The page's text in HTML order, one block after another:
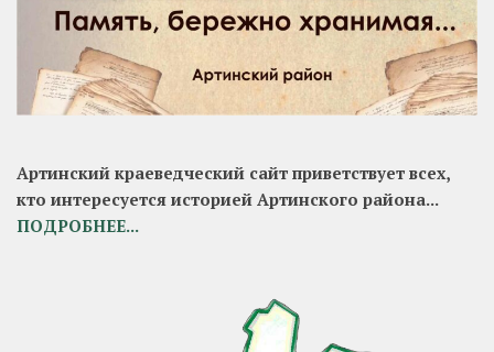
Артинский краеведческий сайт приветствует всех,
кто интересуется историей Артинского района...
ПОДРОБНЕЕ...